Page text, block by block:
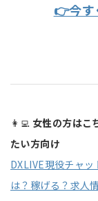
👉今す
👩‍💻 女性の方はこ
たい方向け
DXLIVE現役チャ
は？稼げる？求人